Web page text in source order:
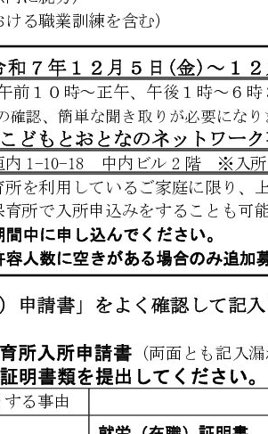
メ
イ
ン
ン
ン
ツ
へ